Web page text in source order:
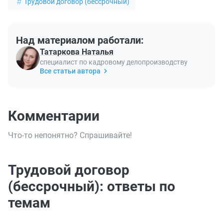
Трудовой договор (бессрочный)
Над материалом работали:
Татаркова Наталья
специалист по кадровому делопроизводству
Все статьи автора
Комментарии
Что-то непонятно? Спрашивайте!
Трудовой договор
(бессрочный): ответы по
темам